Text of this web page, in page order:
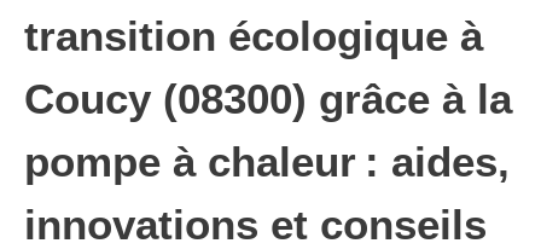
transition écologique à
Coucy (08300) grâce à la
pompe à chaleur : aides,
innovations et conseils